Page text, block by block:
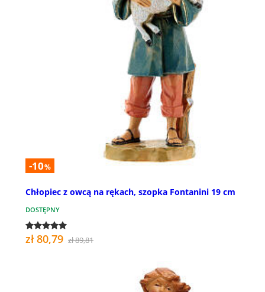
-10%
Chłopiec z owcą na rękach, szopka Fontanini 19 cm
DOSTĘPNY
zł 80,79 zł 89,81